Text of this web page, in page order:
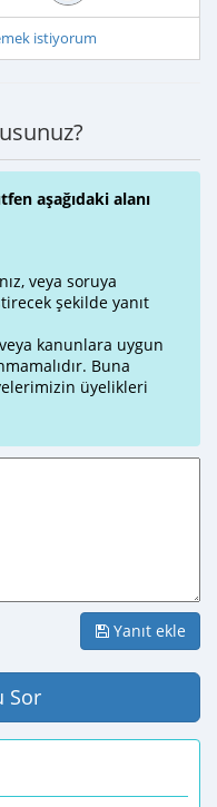
istiyorum
aşağıdaki alanı
veya soruya
şekilde yanıt
kanunlara uygun
Buna
üyelikleri
Yanıt ekle
Sor